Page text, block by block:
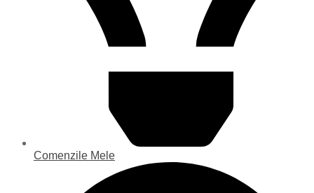
Comenzile Mele